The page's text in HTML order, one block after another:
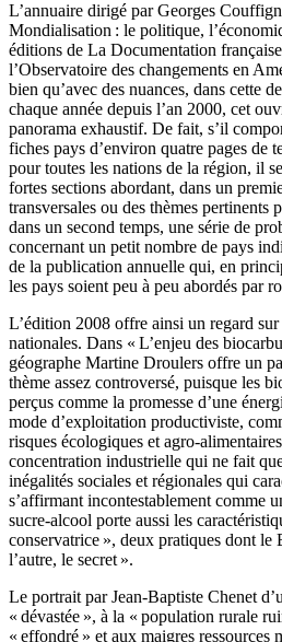
L’annuaire dirigé par Georges
Mondialisation : le politique,
éditions de La Documentation
l’Observatoire des changements en
bien qu’avec des nuances, dans cette
chaque année depuis l’an 2000, cet
panorama exhaustif. De fait, s’il
fiches pays d’environ quatre pages de
pour toutes les nations de la région, il
fortes sections abordant, dans un
transversales ou des thèmes pertinents
dans un second temps, une série de
concernant un petit nombre de pays
de la publication annuelle qui, en
les pays soient peu à peu abordés par
L’édition 2008 offre ainsi un regard
nationales. Dans « L’enjeu des
géographe Martine Droulers offre un
thème assez controversé, puisque les
perçus comme la promesse d’une
mode d’exploitation productiviste,
risques écologiques et agro-
concentration industrielle qui ne fait
inégalités sociales et régionales qui
s’affirmant incontestablement comme
sucre-alcool porte aussi les
conservatrice », deux pratiques dont le
l’autre, le secret ».
Le portrait par Jean-Baptiste Chenet
« dévastée », à la « population rurale
« effondré » et aux maigres ressources